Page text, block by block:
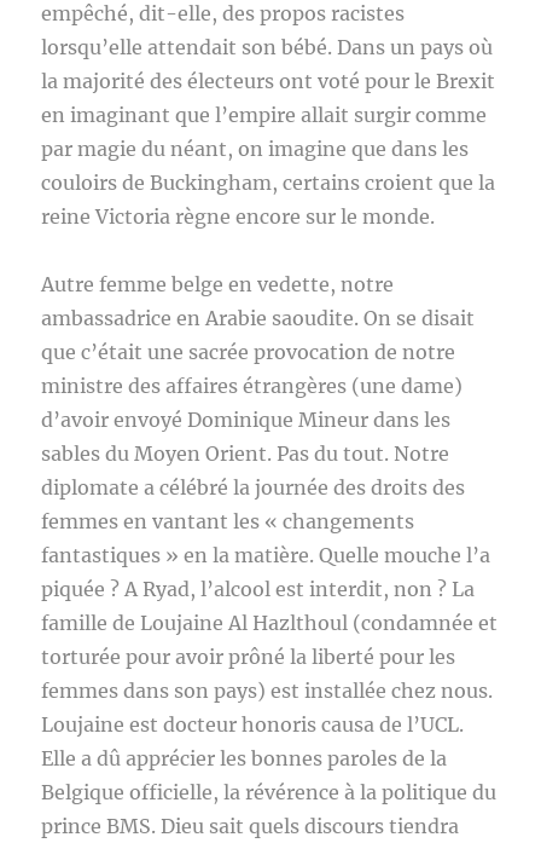
empêché, dit-elle, des propos racistes
lorsqu’elle attendait son bébé. Dans un pays où
la majorité des électeurs ont voté pour le Brexit
en imaginant que l’empire allait surgir comme
par magie du néant, on imagine que dans les
couloirs de Buckingham, certains croient que la
reine Victoria règne encore sur le monde.
Autre femme belge en vedette, notre
ambassadrice en Arabie saoudite. On se disait
que c’était une sacrée provocation de notre
ministre des affaires étrangères (une dame)
d’avoir envoyé Dominique Mineur dans les
sables du Moyen Orient. Pas du tout. Notre
diplomate a célébré la journée des droits des
femmes en vantant les « changements
fantastiques » en la matière. Quelle mouche l’a
piquée ? A Ryad, l’alcool est interdit, non ? La
famille de Loujaine Al Hazlthoul (condamnée et
torturée pour avoir prôné la liberté pour les
femmes dans son pays) est installée chez nous.
Loujaine est docteur honoris causa de l’UCL.
Elle a dû apprécier les bonnes paroles de la
Belgique officielle, la révérence à la politique du
prince BMS. Dieu sait quels discours tiendra